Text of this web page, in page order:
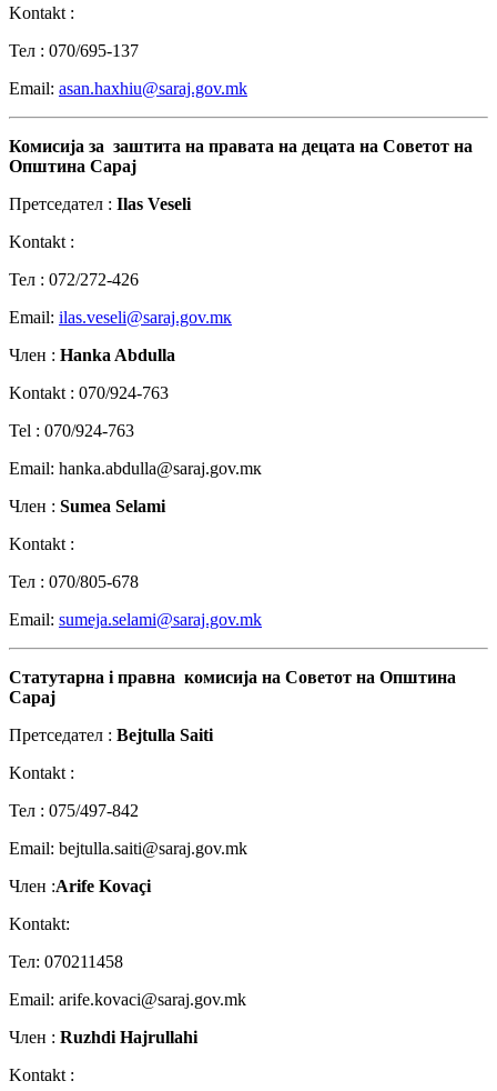
Kontakt :
Teл : 070/695-137
Email: asan.haxhiu@saraj.gov.mk
Комисија за заштита на правата на децата на Советот на
Општина Сарај
Претседател : Ilas Veseli
Kontakt :
Teл : 072/272-426
Email: ilas.veseli@saraj.gov.mк
Член : Hanka Abdulla
Kontakt : 070/924-763
Tel : 070/924-763
Email: hanka.abdulla@saraj.gov.mк
Член : Sumea Selami
Kontakt :
Teл : 070/805-678
Email: sumeja.selami@saraj.gov.mk
Статутарна i правна комисија на Советот на Општина
Сарај
Претседател : Bejtulla Saiti
Kontakt :
Teл : 075/497-842
Email: bejtulla.saiti@saraj.gov.mk
Член :Arife Kovaçi
Kontakt:
Teл: 070211458
Email: arife.kovaci@saraj.gov.mk
Член : Ruzhdi Hajrullahi
Kontakt :